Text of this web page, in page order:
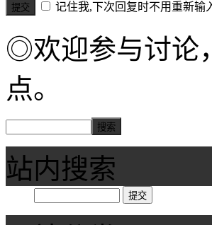
记住我,下次回复时不用重新输
◎欢迎参与讨论
点。
站内搜索